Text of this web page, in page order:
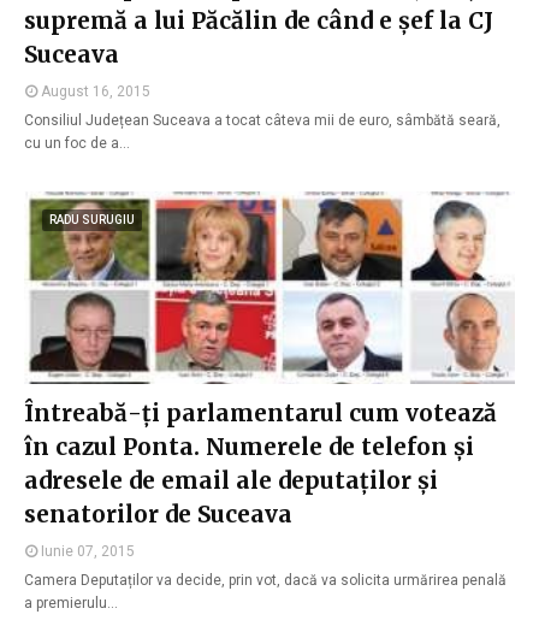
supremă a lui Păcălin de când e șef la CJ
Suceava
August 16, 2015
Consiliul Județean Suceava a tocat câteva mii de euro, sâmbătă seară,
cu un foc de a…
RADU SURUGIU
Întreabă-ți parlamentarul cum votează
în cazul Ponta. Numerele de telefon și
adresele de email ale deputaților și
senatorilor de Suceava
Iunie 07, 2015
Camera Deputaților va decide, prin vot, dacă va solicita urmărirea penală
a premierulu…